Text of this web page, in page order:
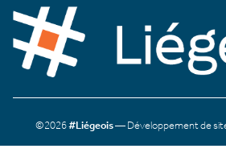
©2026#Liégeois— Développement de